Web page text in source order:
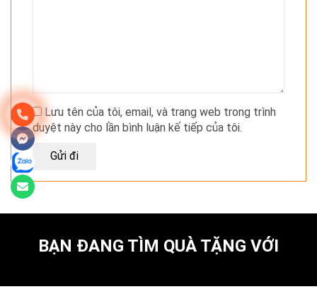
Lưu tên của tôi, email, và trang web trong trình
duyệt này cho lần bình luận kế tiếp của tôi.
BẠN ĐANG TÌM QUÀ TẶNG VỚI